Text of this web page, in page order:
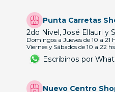
Punta Carretas
2do Nivel, José Ellauri y
Domingos a Jueves de 10 a 21
Viernes y Sábados de 10 a 22 hs
Escribinos por
Nuevo Centro